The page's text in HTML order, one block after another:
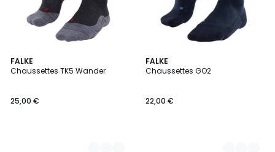
FALKE
Chaussettes TK5 Wander
25,00 €
3
Couleurs
FALKE
Chaussettes GO2
22,00 €
4
Couleurs